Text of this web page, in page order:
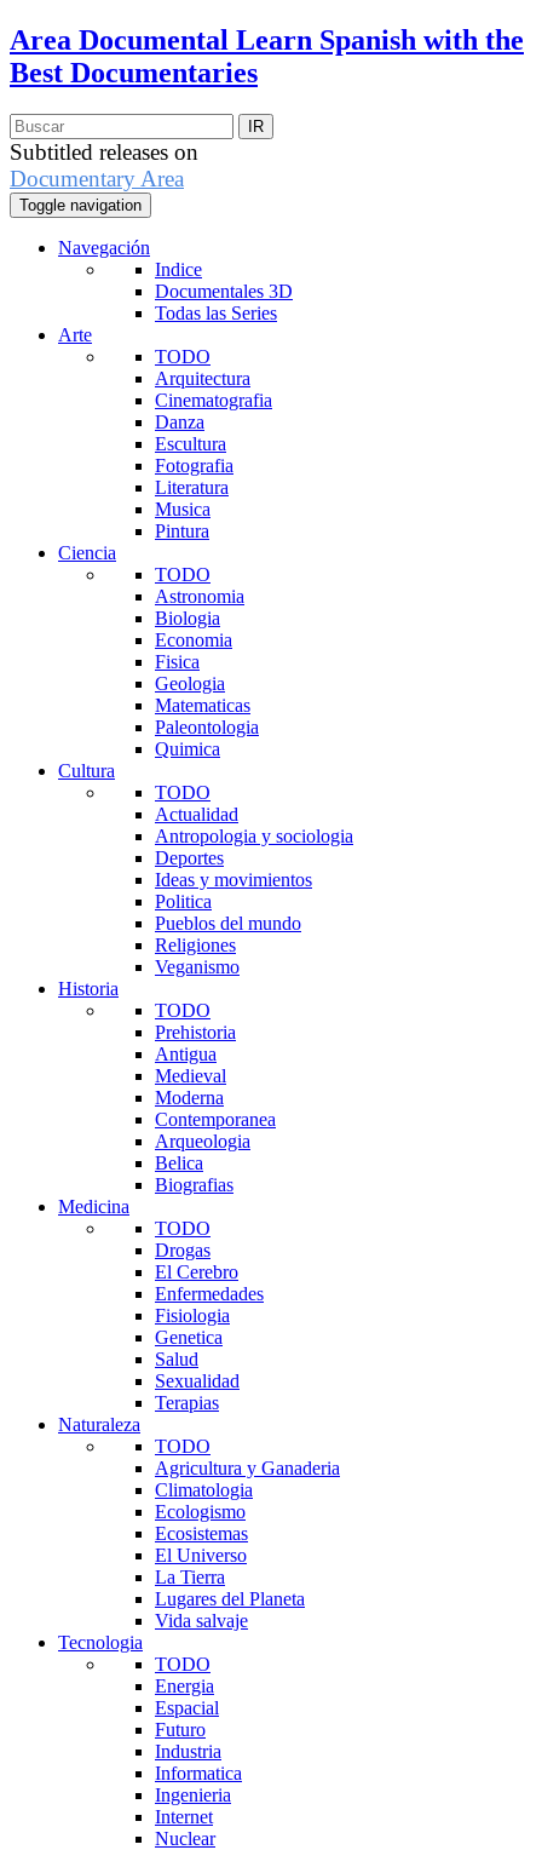
Area Documental Learn Spanish with the
Best Documentaries
Subtitled releases on
Documentary Area
Toggle navigation
Navegación
Indice
Documentales 3D
Todas las Series
Arte
TODO
Arquitectura
Cinematografia
Danza
Escultura
Fotografia
Literatura
Musica
Pintura
Ciencia
TODO
Astronomia
Biologia
Economia
Fisica
Geologia
Matematicas
Paleontologia
Quimica
Cultura
TODO
Actualidad
Antropologia y sociologia
Deportes
Ideas y movimientos
Politica
Pueblos del mundo
Religiones
Veganismo
Historia
TODO
Prehistoria
Antigua
Medieval
Moderna
Contemporanea
Arqueologia
Belica
Biografias
Medicina
TODO
Drogas
El Cerebro
Enfermedades
Fisiologia
Genetica
Salud
Sexualidad
Terapias
Naturaleza
TODO
Agricultura y Ganaderia
Climatologia
Ecologismo
Ecosistemas
El Universo
La Tierra
Lugares del Planeta
Vida salvaje
Tecnologia
TODO
Energia
Espacial
Futuro
Industria
Informatica
Ingenieria
Internet
Nuclear